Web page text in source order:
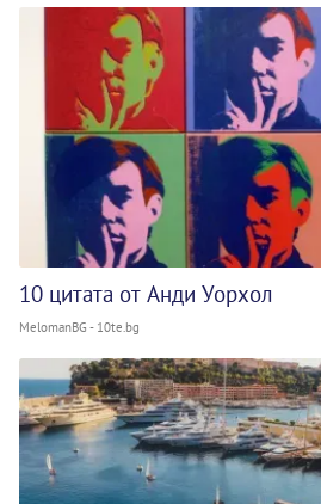
10 цитата от Анди Уорхол
MelomanBG - 10te.bg